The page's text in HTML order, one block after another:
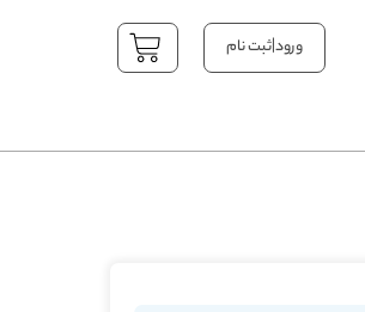
ورود|ثبت نام
YOUR CART